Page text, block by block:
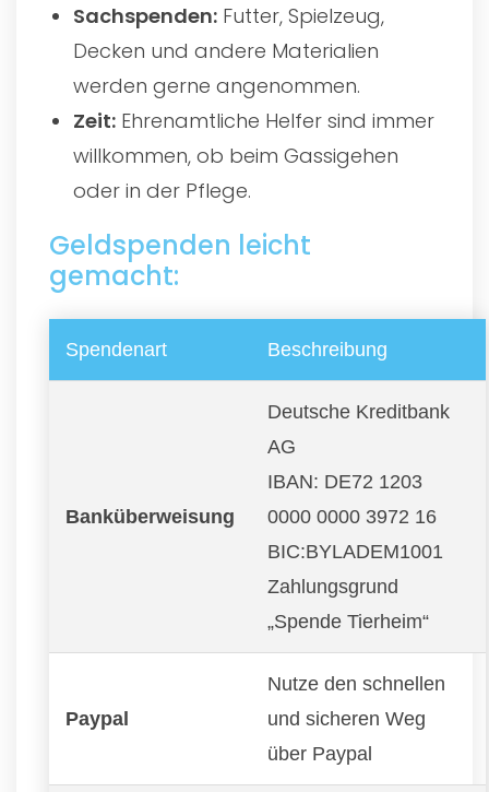
Sachspenden: Futter, Spielzeug,
Decken und andere Materialien
werden gerne angenommen.
Zeit: Ehrenamtliche Helfer sind immer
willkommen, ob beim Gassigehen
oder in der Pflege.
Geldspenden leicht
gemacht:
Spendenart Beschreibung
Banküberweisung
Deutsche Kreditbank
AG
IBAN: DE72 1203
0000 0000 3972 16
BIC:BYLADEM1001
Zahlungsgrund
„Spende Tierheim“
Paypal
Nutze den schnellen
und sicheren Weg
über Paypal